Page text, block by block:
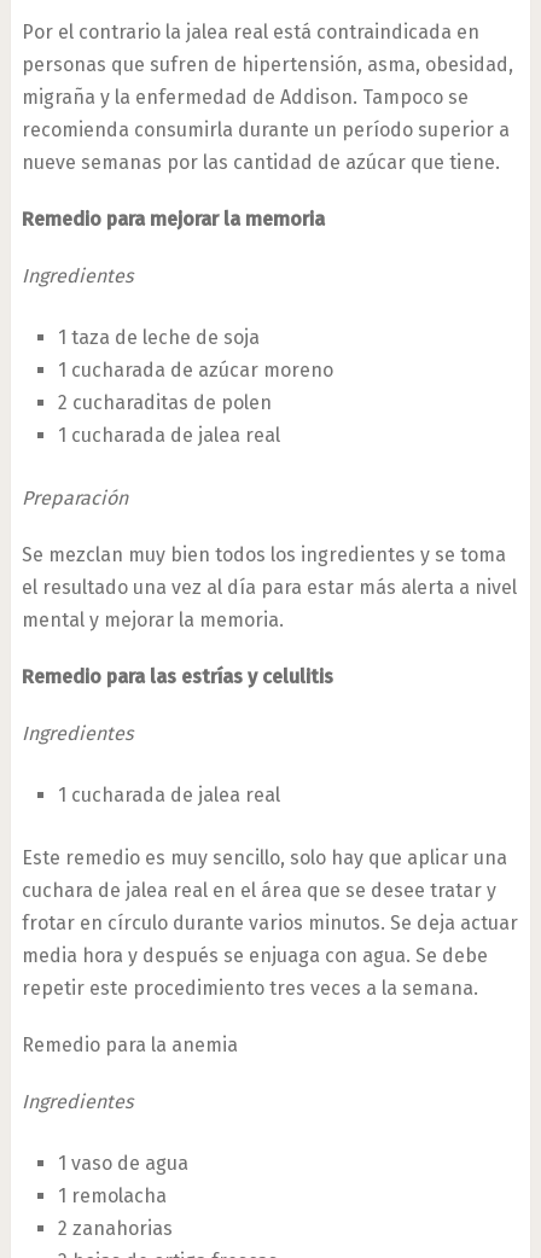
Por el contrario la jalea real está contraindicada en
personas que sufren de hipertensión, asma, obesidad,
migraña y la enfermedad de Addison. Tampoco se
recomienda consumirla durante un período superior a
nueve semanas por las cantidad de azúcar que tiene.
Remedio para mejorar la memoria
Ingredientes
1 taza de leche de soja
1 cucharada de azúcar moreno
2 cucharaditas de polen
1 cucharada de jalea real
Preparación
Se mezclan muy bien todos los ingredientes y se toma
el resultado una vez al día para estar más alerta a nivel
mental y mejorar la memoria.
Remedio para las estrías y celulitis
Ingredientes
1 cucharada de jalea real
Este remedio es muy sencillo, solo hay que aplicar una
cuchara de jalea real en el área que se desee tratar y
frotar en círculo durante varios minutos. Se deja actuar
media hora y después se enjuaga con agua. Se debe
repetir este procedimiento tres veces a la semana.
Remedio para la anemia
Ingredientes
1 vaso de agua
1 remolacha
2 zanahorias